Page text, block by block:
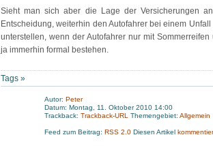
Sieht man sich aber die Lage der Versicherungen
Entscheidung, weiterhin den Autofahrer bei einem
unterstellen, wenn der Autofahrer nur mit
ja immerhin formal bestehen.
Tags »
Autor: Peter
Datum: Montag, 11. Oktober 2010 14:00
Trackback: Trackback-URL Themengebiet: Allgemein
Feed zum Beitrag: RSS 2.0 Diesen Artikel